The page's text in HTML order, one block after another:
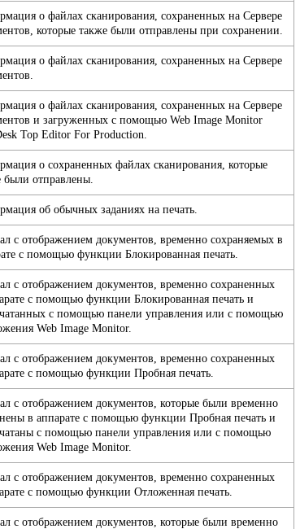
о файлах сканирования, сохраненных на Сервере
которые также были отправлены при сохранении.
о файлах сканирования, сохраненных на Сервере
о файлах сканирования, сохраненных на Сервере
и загруженных с помощью Web Image Monitor
Top Editor For Production.
о сохраненных файлах сканирования, которые
были отправлены.
об обычных заданиях на печать.
с отображением документов, временно сохраняемых в
с помощью функции Блокированная печать.
с отображением документов, временно сохраненных
с помощью функции Блокированная печать и
с помощью панели управления или с помощью
Web Image Monitor.
с отображением документов, временно сохраненных
с помощью функции Пробная печать.
с отображением документов, которые были временно
в аппарате с помощью функции Пробная печать и
с помощью панели управления или с помощью
Web Image Monitor.
с отображением документов, временно сохраненных
с помощью функции Отложенная печать.
с отображением документов, которые были временно